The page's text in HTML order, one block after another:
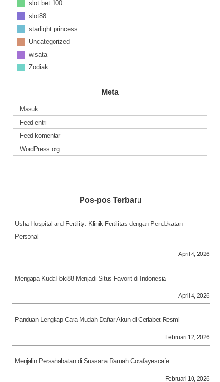
slot bet 100
slot88
starlight princess
Uncategorized
wisata
Zodiak
Meta
Masuk
Feed entri
Feed komentar
WordPress.org
Pos-pos Terbaru
Usha Hospital and Fertility: Klinik Fertilitas dengan Pendekatan
Personal
April 4, 2026
Mengapa KudaHoki88 Menjadi Situs Favorit di Indonesia
April 4, 2026
Panduan Lengkap Cara Mudah Daftar Akun di Ceriabet Resmi
Februari 12, 2026
Menjalin Persahabatan di Suasana Ramah Corafayescafe
Februari 10, 2026